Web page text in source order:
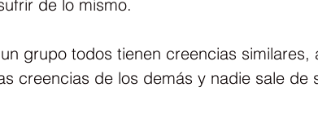
de lo mismo.
grupo todos tienen creencias similares,
creencias de los demás y nadie sale de